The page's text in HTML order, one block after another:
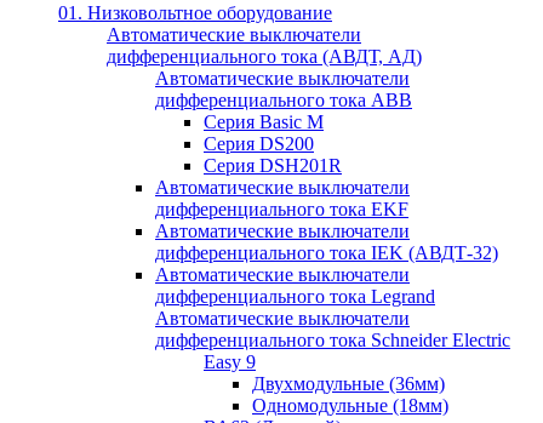
01. Низковольтное оборудование
Автоматические выключатели
дифференциального тока (АВДТ, АД)
Автоматические выключатели
дифференциального тока ABB
Серия Basic M
Серия DS200
Серия DSH201R
Автоматические выключатели
дифференциального тока EKF
Автоматические выключатели
дифференциального тока IEK (АВДТ-32)
Автоматические выключатели
дифференциального тока Legrand
Автоматические выключатели
дифференциального тока Schneider Electric
Easy 9
Двухмодульные (36мм)
Одномодульные (18мм)